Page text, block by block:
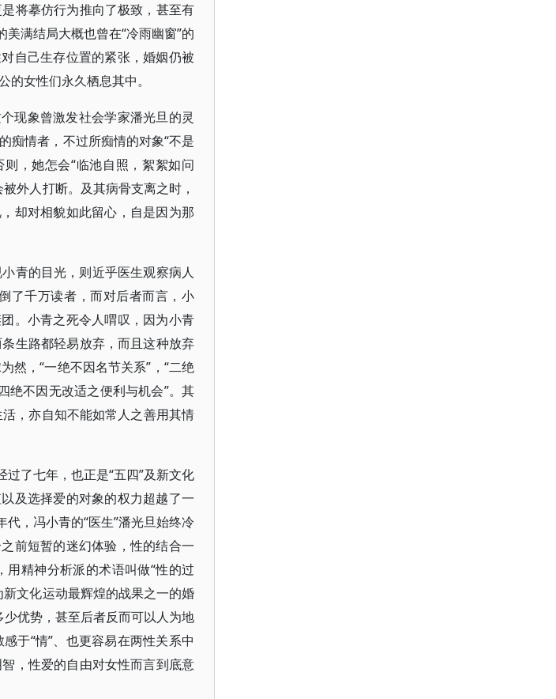
将摹仿行为推向了极致，甚至有
满结局大概也曾在“冷雨幽窗”的
自己生存位置的紧张，婚姻仍被
女性们永久栖息其中。
现象曾激发社会学家潘光旦的灵
情者，不过所痴情的对象“不是
，她怎会“临池自照，絮絮如问
外人打断。及其病骨支离之时，
却对相貌如此留心，自是因为那
青的目光，则近乎医生观察病人
了千万读者，而对后者而言，小
。小青之死令人喟叹，因为小青
生路都轻易放弃，而且这种放弃
然，“一绝不因名节关系”，“二绝
绝不因无改适之便利与机会”。其
，亦自知不能如常人之善用其情
了七年，也正是“五四”及新文化
及选择爱的对象的权力超越了一
，冯小青的“医生”潘光旦始终冷
前短暂的迷幻体验，性的结合一
精神分析派的术语叫做“性的过
文化运动最辉煌的战果之一的婚
少优势，甚至后者反而可以人为地
于“情”、也更容易在两性关系中
，性爱的自由对女性而言到底意